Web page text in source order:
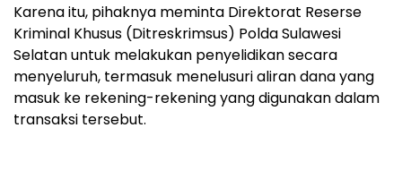
Karena itu, pihaknya meminta Direktorat Reserse
Kriminal Khusus (Ditreskrimsus) Polda Sulawesi
Selatan untuk melakukan penyelidikan secara
menyeluruh, termasuk menelusuri aliran dana yang
masuk ke rekening-rekening yang digunakan dalam
transaksi tersebut.